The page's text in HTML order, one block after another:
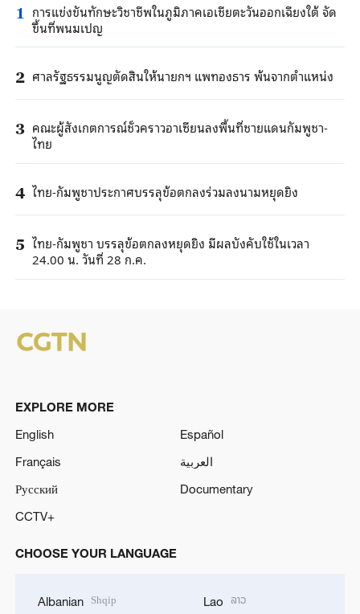
1 การแข่งขันทักษะวิชาชีพในภูมิภาคเอเชียตะวันออกเฉียงใต้ จัด
ขึ้นที่พนมเปญ
2 ศาลรัฐธรรมนูญตัดสินให้นายกฯ แพทองธาร พ้นจากตำแหน่ง
3 คณะผู้สังเกตการณ์ชั่วคราวอาเซียนลงพื้นที่ชายแดนกัมพูชา-
ไทย
4 ไทย-กัมพูชาประกาศบรรลุข้อตกลงร่วมลงนามหยุดยิง
5 ไทย-กัมพูชา บรรลุข้อตกลงหยุดยิง มีผลบังคับใช้ในเวลา
24.00 น. วันที่ 28 ก.ค.
EXPLORE MORE
English
Español
Français
العربية
Русский
Documentary
CCTV+
CHOOSE YOUR LANGUAGE
Albanian Shqip Lao ລາວ